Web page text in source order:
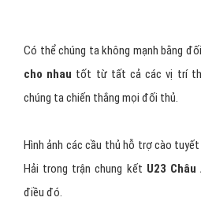
Có thể chúng ta không mạnh bằng
cho nhau tốt từ tất cả các vị trí
chúng ta chiến thắng mọi đối thủ.
Hình ảnh các cầu thủ hỗ trợ cào
Hải trong trận chung kết U23 Châu
điều đó.